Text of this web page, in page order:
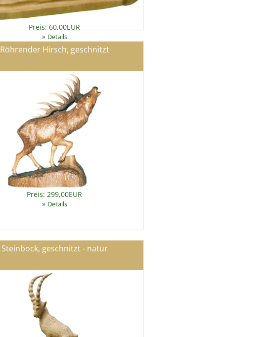
Preis: 60,00EUR
» Details
Röhrender Hirsch, geschnitzt
Preis: 299,00EUR
» Details
Steinbock, geschnitzt - natur